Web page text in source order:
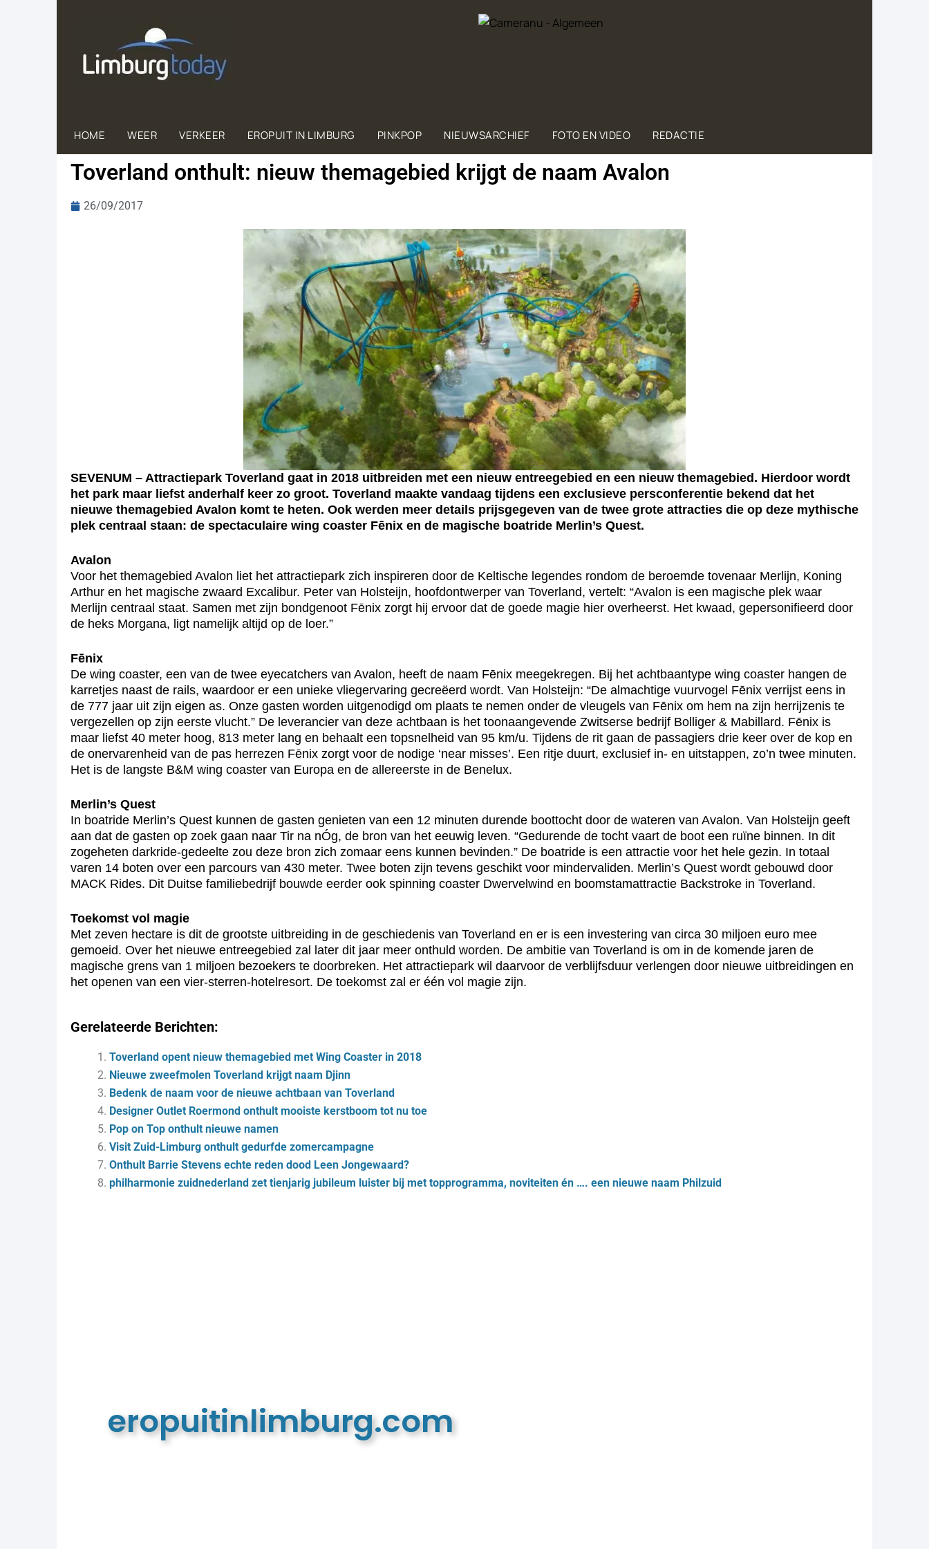
HOME WEER VERKEER EROPUIT IN LIMBURG PINKPOP NIEUWSARCHIEF FOTO EN VIDEO REDACTIE
Toverland onthult: nieuw themagebied krijgt de naam Avalon
26/09/2017
SEVENUM – Attractiepark Toverland gaat in 2018 uitbreiden met een nieuw entreegebied en een nieuw themagebied. Hierdoor wordt
het park maar liefst anderhalf keer zo groot. Toverland maakte vandaag tijdens een exclusieve persconferentie bekend dat het
nieuwe themagebied Avalon komt te heten. Ook werden meer details prijsgegeven van de twee grote attracties die op deze mythische
plek centraal staan: de spectaculaire wing coaster Fēnix en de magische boatride Merlin’s Quest.
Avalon
Voor het themagebied Avalon liet het attractiepark zich inspireren door de Keltische legendes rondom de beroemde tovenaar Merlijn, Koning
Arthur en het magische zwaard Excalibur. Peter van Holsteijn, hoofdontwerper van Toverland, vertelt: “Avalon is een magische plek waar
Merlijn centraal staat. Samen met zijn bondgenoot Fēnix zorgt hij ervoor dat de goede magie hier overheerst. Het kwaad, gepersonifieerd door
de heks Morgana, ligt namelijk altijd op de loer.”
Fēnix
De wing coaster, een van de twee eyecatchers van Avalon, heeft de naam Fēnix meegekregen. Bij het achtbaantype wing coaster hangen de
karretjes naast de rails, waardoor er een unieke vliegervaring gecreëerd wordt. Van Holsteijn: “De almachtige vuurvogel Fēnix verrijst eens in
de 777 jaar uit zijn eigen as. Onze gasten worden uitgenodigd om plaats te nemen onder de vleugels van Fēnix om hem na zijn herrijzenis te
vergezellen op zijn eerste vlucht.” De leverancier van deze achtbaan is het toonaangevende Zwitserse bedrijf Bolliger & Mabillard. Fēnix is
maar liefst 40 meter hoog, 813 meter lang en behaalt een topsnelheid van 95 km/u. Tijdens de rit gaan de passagiers drie keer over de kop en
de onervarenheid van de pas herrezen Fēnix zorgt voor de nodige ‘near misses’. Een ritje duurt, exclusief in- en uitstappen, zo’n twee minuten.
Het is de langste B&M wing coaster van Europa en de allereerste in de Benelux.
Merlin’s Quest
In boatride Merlin’s Quest kunnen de gasten genieten van een 12 minuten durende boottocht door de wateren van Avalon. Van Holsteijn geeft
aan dat de gasten op zoek gaan naar Tir na nÓg, de bron van het eeuwig leven. “Gedurende de tocht vaart de boot een ruïne binnen. In dit
zogeheten darkride-gedeelte zou deze bron zich zomaar eens kunnen bevinden.” De boatride is een attractie voor het hele gezin. In totaal
varen 14 boten over een parcours van 430 meter. Twee boten zijn tevens geschikt voor mindervaliden. Merlin’s Quest wordt gebouwd door
MACK Rides. Dit Duitse familiebedrijf bouwde eerder ook spinning coaster Dwervelwind en boomstamattractie Backstroke in Toverland.
Toekomst vol magie
Met zeven hectare is dit de grootste uitbreiding in de geschiedenis van Toverland en er is een investering van circa 30 miljoen euro mee
gemoeid. Over het nieuwe entreegebied zal later dit jaar meer onthuld worden. De ambitie van Toverland is om in de komende jaren de
magische grens van 1 miljoen bezoekers te doorbreken. Het attractiepark wil daarvoor de verblijfsduur verlengen door nieuwe uitbreidingen en
het openen van een vier-sterren-hotelresort. De toekomst zal er één vol magie zijn.
Gerelateerde Berichten:
Toverland opent nieuw themagebied met Wing Coaster in 2018
Nieuwe zweefmolen Toverland krijgt naam Djinn
Bedenk de naam voor de nieuwe achtbaan van Toverland
Designer Outlet Roermond onthult mooiste kerstboom tot nu toe
Pop on Top onthult nieuwe namen
Visit Zuid-Limburg onthult gedurfde zomercampagne
Onthult Barrie Stevens echte reden dood Leen Jongewaard?
philharmonie zuidnederland zet tienjarig jubileum luister bij met topprogramma, noviteiten én …. een nieuwe naam Philzuid
eropuitinlimburg.com